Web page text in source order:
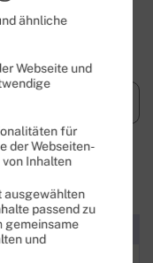
ähnliche
Webseite und
für
der Webseiten-
Inhalten
ausgewählten
passend zu
gemeinsame
und